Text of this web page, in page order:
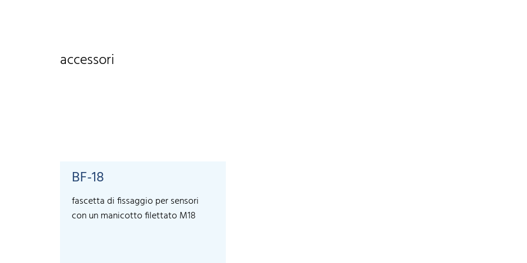
accessori
BF-18
fascetta di fissaggio per sensori
con un manicotto filettato M18